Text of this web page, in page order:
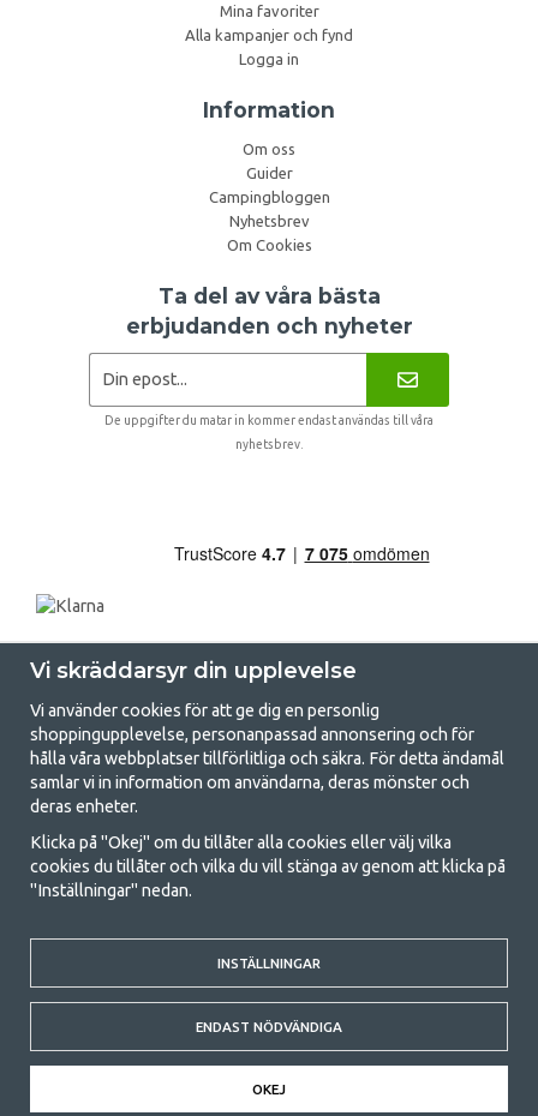
Mina favoriter
Alla kampanjer och fynd
Logga in
Information
Om oss
Guider
Campingbloggen
Nyhetsbrev
Om Cookies
Ta del av våra bästa
erbjudanden och nyheter
De uppgifter du matar in kommer endast användas till våra
nyhetsbrev.
GetCamping.se - Din butik för camping
och uteliv
Att campa kan antingen vara en livsstil eller ett sätt att samla familjen
för ett gemensamt äventyr. Oavsett vilken kategori du tillhör hittar du
med att campa så därför erbjuder vi riktigt bra priser på familjetält,
husvagnstält och all annan utrustning för camping och friluftsliv. Vårt
mål är att i varje priskategori erbjuda den bästa campingutrustningen
gällande kvalitet och funktionalitet. Ta gärna kontakt med oss om det
är något du saknar eller vill veta mer om.
© 2020 GetCamping. All rights reserved.
Vi skräddarsyr din upplevelse
Vi använder cookies för att ge dig en personlig
shoppingupplevelse, personanpassad annonsering och för
hålla våra webbplatser tillförlitliga och säkra. För detta ändamål
samlar vi in information om användarna, deras mönster och
deras enheter.
Klicka på "Okej" om du tillåter alla cookies eller välj vilka
cookies du tillåter och vilka du vill stänga av genom att klicka på
"Inställningar" nedan.
INSTÄLLNINGAR
ENDAST NÖDVÄNDIGA
OKEJ